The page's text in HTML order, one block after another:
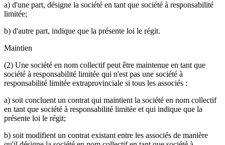
a) d'une part, désigne la société en tant que société à responsabilité
limitée;
b) d'autre part, indique que la présente loi le régit.
Maintien
(2) Une société en nom collectif peut être maintenue en tant que
société à responsabilité limitée qui n'est pas une société à
responsabilité limitée extraprovinciale si tous les associés :
a) soit concluent un contrat qui maintient la société en nom collectif
en tant que société à responsabilité limitée et qui indique que la
présente loi le régit;
b) soit modifient un contrat existant entre les associés de manière